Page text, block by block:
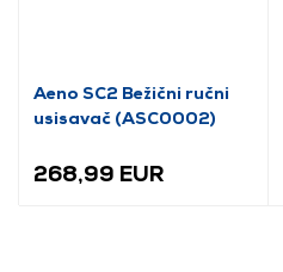
Aeno SC2 Bežični ručni
usisavač (ASC0002)
268,99 EUR